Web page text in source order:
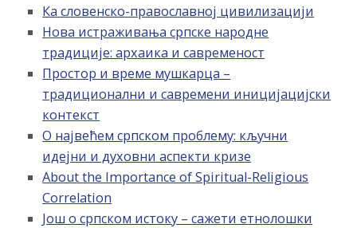
Ка словенско-православној цивилизацији
Нова истраживања српске народне
традиције: архаика и савременост
Простор и време мушкарца –
традиционални и савремени иницијацијски
контекст
О највећем српском проблему: кључни
идејни и духовни аспекти кризе
About the Importance of Spiritual-Religious
Correlation
Још о српском истоку – сажети етнолошки